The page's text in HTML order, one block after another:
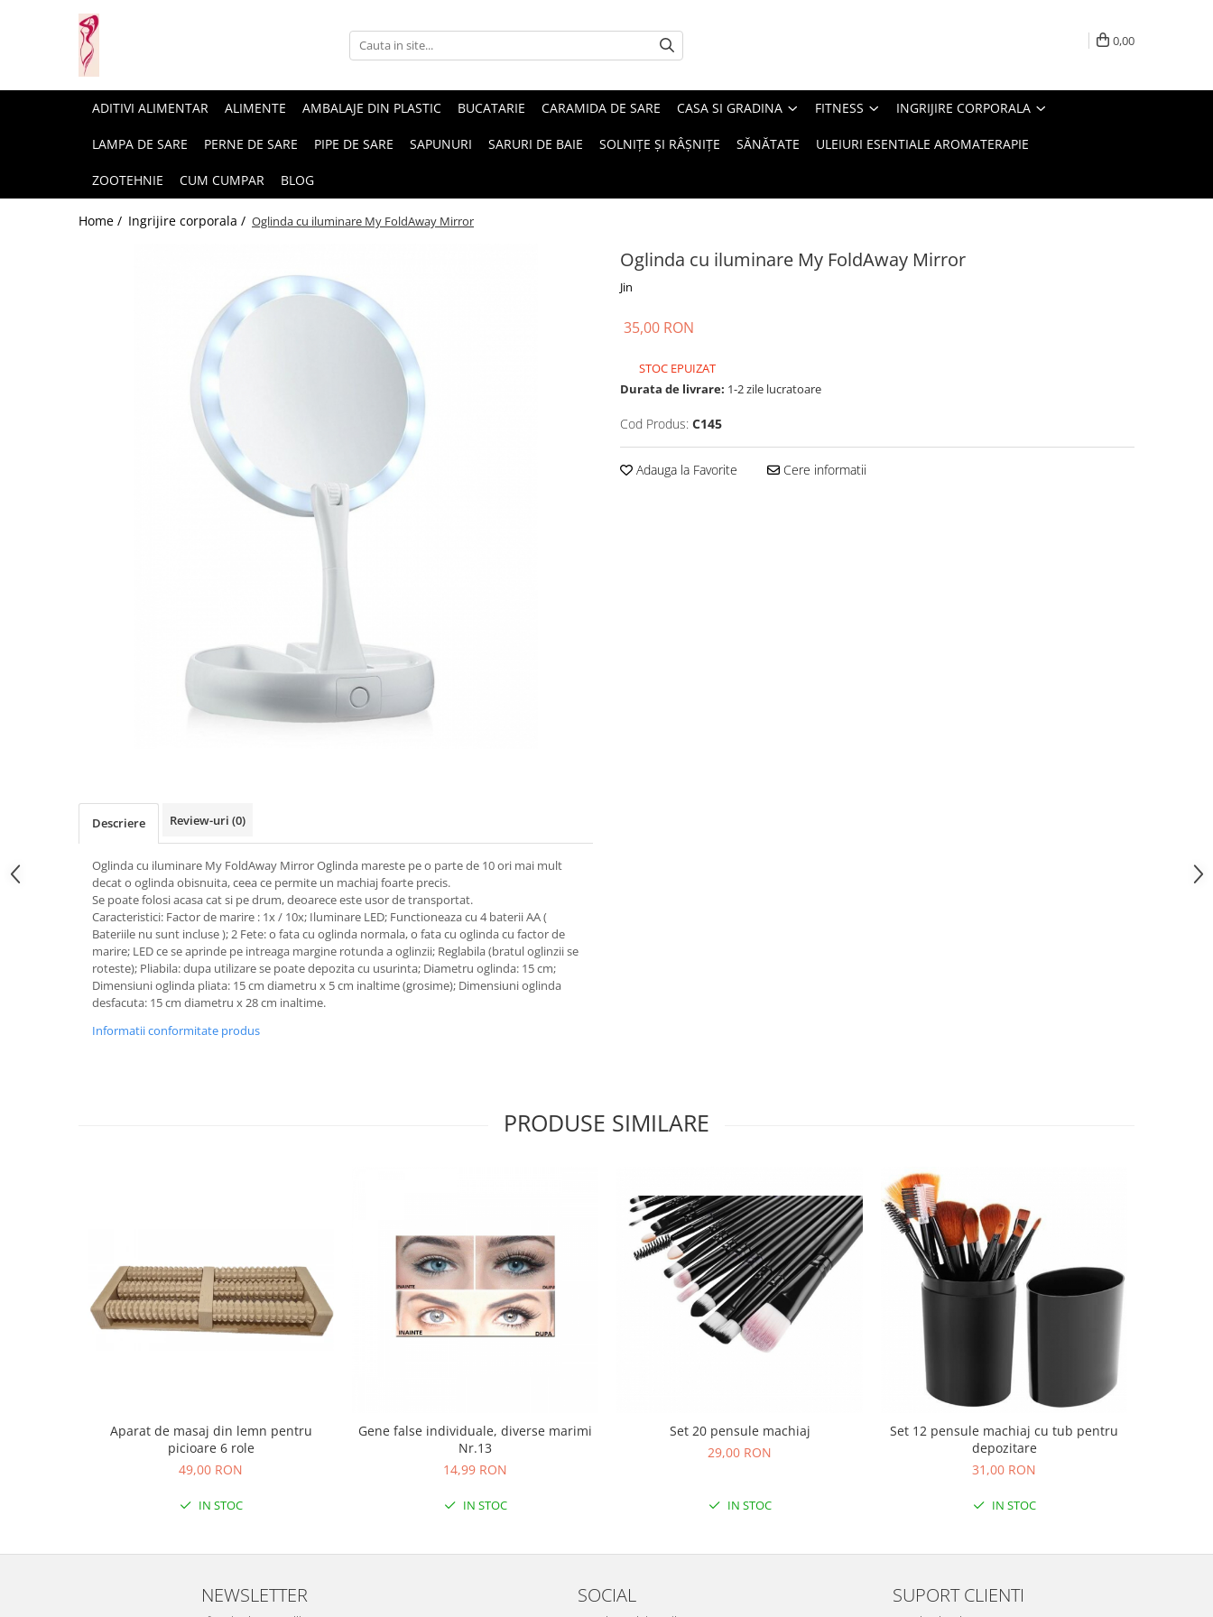
Casa si gradina
Leagane si scaune
Ingrijire corporala
Ingrijirea unghiilor
0,00
ADITIVI ALIMENTAR ALIMENTE AMBALAJE DIN PLASTIC BUCATARIE CARAMIDA DE SARE CASA SI GRADINA FITNESS INGRIJIRE CORPORALA
LAMPA DE SARE PERNE DE SARE PIPE DE SARE SAPUNURI SARURI DE BAIE SOLNIȚE ȘI RÂȘNIȚE SĂNĂTATE ULEIURI ESENTIALE AROMATERAPIE
ZOOTEHNIE CUM CUMPAR BLOG
Home / Ingrijire corporala / Oglinda cu iluminare My FoldAway Mirror
Oglinda cu iluminare My FoldAway Mirror
Jin
35,00 RON
STOC EPUIZAT
Durata de livrare: 1-2 zile lucratoare
Cod Produs: C145
Adauga la Favorite Cere informatii
Descriere Review-uri (0)
Oglinda cu iluminare My FoldAway Mirror Oglinda mareste pe o parte de 10 ori mai mult
decat o oglinda obisnuita, ceea ce permite un machiaj foarte precis.
Se poate folosi acasa cat si pe drum, deoarece este usor de transportat.
Caracteristici: Factor de marire : 1x / 10x; Iluminare LED; Functioneaza cu 4 baterii AA (
Bateriile nu sunt incluse ); 2 Fete: o fata cu oglinda normala, o fata cu oglinda cu factor de
marire; LED ce se aprinde pe intreaga margine rotunda a oglinzii; Reglabila (bratul oglinzii se
roteste); Pliabila: dupa utilizare se poate depozita cu usurinta; Diametru oglinda: 15 cm;
Dimensiuni oglinda pliata: 15 cm diametru x 5 cm inaltime (grosime); Dimensiuni oglinda
desfacuta: 15 cm diametru x 28 cm inaltime.
Informatii conformitate produs
PRODUSE SIMILARE
Aparat de masaj din lemn pentru
picioare 6 role
49,00 RON
IN STOC
Gene false individuale, diverse marimi
Nr.13
14,99 RON
IN STOC
Set 20 pensule machiaj
29,00 RON
IN STOC
Set 12 pensule machiaj cu tub pentru
depozitare
31,00 RON
IN STOC
NEWSLETTER SOCIAL SUPORT CLIENTI